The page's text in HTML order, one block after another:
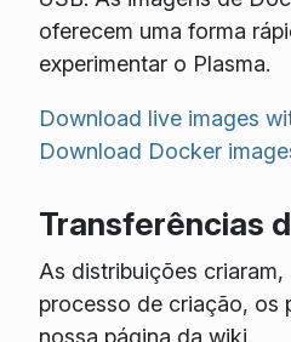
oferecem uma forma
experimentar o Plasma.
Download live images
Download Docker
Transferências
As distribuições criaram,
processo de criação, os